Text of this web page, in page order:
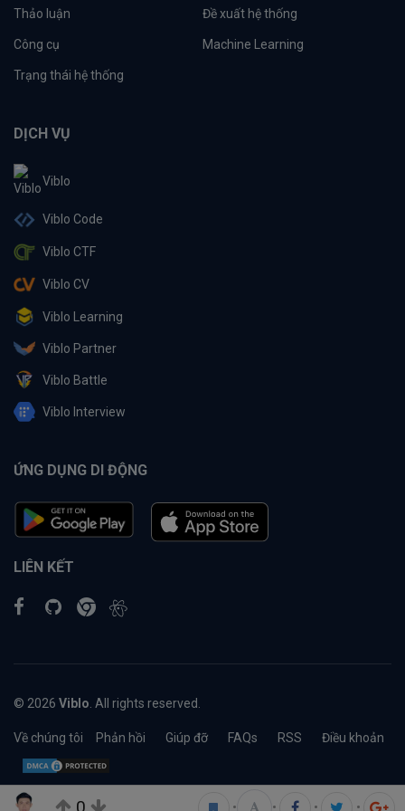
• • • •
Thảo luận Đề xuất hệ thống
Công cụ Machine Learning
Trạng thái hệ thống
DỊCH VỤ
Viblo
Viblo Code
Viblo CTF
Viblo CV
Viblo Learning
Viblo Partner
Viblo Battle
Viblo Interview
ỨNG DỤNG DI ĐỘNG
LIÊN KẾT
© 2026 Viblo . All rights reserved.
Về chúng tôi Phản hồi Giúp đỡ FAQs RSS Điều khoản